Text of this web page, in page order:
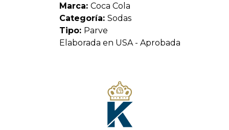
Marca: Coca Cola
Categoría: Sodas
Tipo: Parve
Elaborada en USA - Aprobada